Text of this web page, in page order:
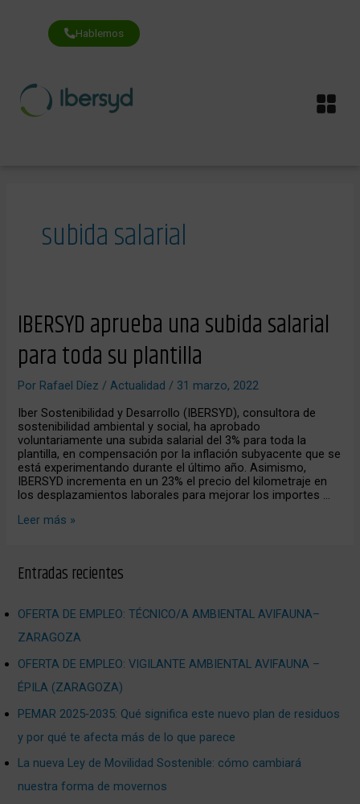
contenido
Hablemos
subida salarial
IBERSYD aprueba una subida salarial
para toda su plantilla
Por Rafael Díez/Actualidad / 31 marzo, 2022
Iber Sostenibilidad y Desarrollo (IBERSYD), consultora de
sostenibilidad ambiental y social, ha aprobado
voluntariamente una subida salarial del 3% para toda la
plantilla, en compensación por la inflación subyacente que se
está experimentando durante el último año. Asimismo,
IBERSYD incrementa en un 23% el precio del kilometraje en
los desplazamientos laborales para mejorar los importes …
IBERSYD
aprueba
subida
salarial
para
su
plantilla
Leer más »
Entradas recientes
OFERTA DE EMPLEO: TÉCNICO/A AMBIENTAL AVIFAUNA–
ZARAGOZA
OFERTA DE EMPLEO: VIGILANTE AMBIENTAL AVIFAUNA –
ÉPILA (ZARAGOZA)
PEMAR 2025‑2035: Qué significa este nuevo plan de residuos
y por qué te afecta más de lo que parece
La nueva Ley de Movilidad Sostenible: cómo cambiará
nuestra forma de movernos